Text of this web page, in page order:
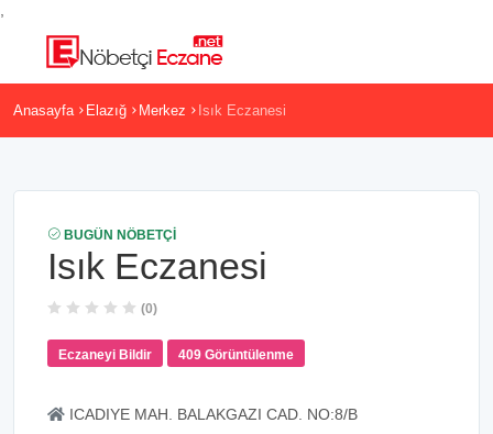
Anasayfa Elazığ Merkez Isık Eczanesi
BUGÜN NÖBETÇI
Isık Eczanesi
(0)
Eczaneyi Bildir 409 Görüntülenme
ICADIYE MAH. BALAKGAZI CAD. NO:8/B